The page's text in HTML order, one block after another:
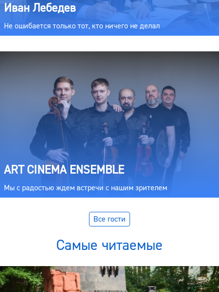
Иван Лебедев
Не ошибается только тот, кто ничего не делал
ART CINEMA ENSEMBLE
Мы с радостью ждем встречи с нашим зрителем
Все гости
Самые читаемые